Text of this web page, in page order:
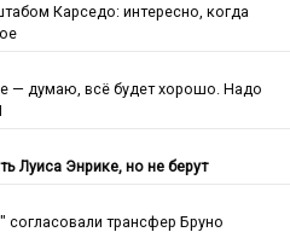
Карседо: интересно, когда
— думаю, всё будет хорошо. Надо
Луиса Энрике, но не берут
трансфер Бруно